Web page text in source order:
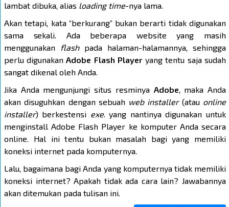
lambat dibuka, alias loading time-nya lama.
Akan tetapi, kata “berkurang” bukan berarti tidak digunakan
sama sekali. Ada beberapa website yang masih
menggunakan
flashpada halaman-halamannya, sehingga
perlu digunakanAdobe Flash Player yang tentu saja sudah
sangat dikenal oleh Anda.
Jika Anda mengunjungi situs resminya Adobe, maka Anda
akan disuguhkan dengan sebuah web installer(atau online
installer) berkestensi exe. yang nantinya digunakan untuk
menginstall Adobe Flash Player ke komputer Anda secara
online. Hal ini tentu bukan masalah bagi yang memiliki
koneksi internet pada komputernya.
Lalu, bagaimana bagi Anda yang komputernya tidak memiliki
koneksi internet? Apakah tidak ada cara lain? Jawabannya
akan ditemukan pada tulisan ini.